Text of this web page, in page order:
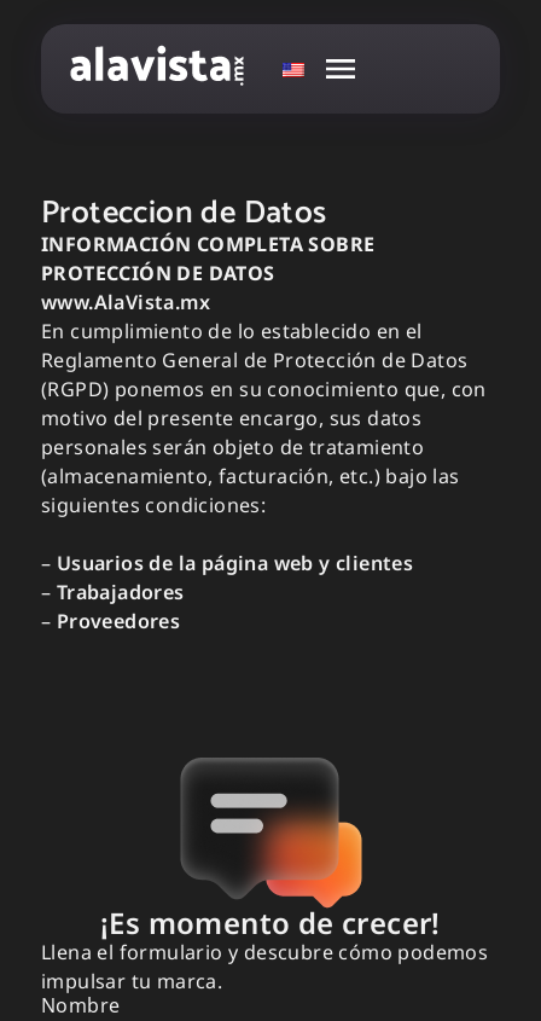
Proteccion de Datos
INFORMACIÓN COMPLETA SOBRE
PROTECCIÓN DE DATOS
www.AlaVista.mx
En cumplimiento de lo establecido en el
Reglamento General de Protección de Datos
(RGPD) ponemos en su conocimiento que, con
motivo del presente encargo, sus datos
personales serán objeto de tratamiento
(almacenamiento, facturación, etc.) bajo las
siguientes condiciones:
– Usuarios de la página web y clientes
– Trabajadores
– Proveedores
¡Es momento de crecer!
Llena el formulario y descubre cómo podemos
impulsar tu marca.
Nombre